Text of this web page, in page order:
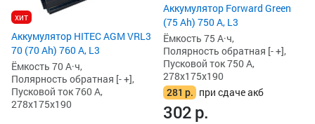
хит
Аккумулятор HITEC AGM VRL3
70 (70 Ah) 760 А, L3
Ёмкость 70 А·ч,
Полярность обратная [- +],
Пусковой ток 760 А,
278x175x190
Аккумулятор Forward Green
(75 Ah) 750 А, L3
Ёмкость 75 А·ч,
Полярность обратная [- +],
Пусковой ток 750 А,
278x175x190
281 р. при сдаче акб
302р.